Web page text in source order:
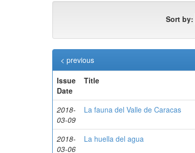
Sort by:
< previous
Issue
Date
Title
2018-
03-09
La fauna del Valle de Caracas
2018-
03-06
La huella del agua